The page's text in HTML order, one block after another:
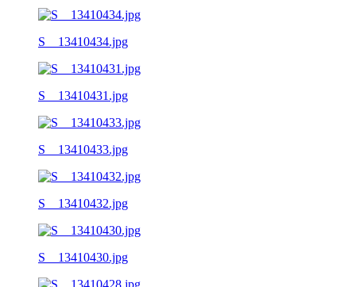
S__13410434.jpg
S__13410431.jpg
S__13410433.jpg
S__13410432.jpg
S__13410430.jpg